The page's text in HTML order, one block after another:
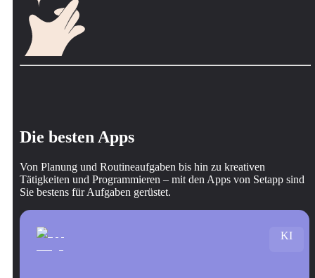
Die besten Apps
Von Planung und Routineaufgaben bis hin zu kreativen
Tätigkeiten und Programmieren – mit den Apps von Setapp sind
Sie bestens für Aufgaben gerüstet.
KI